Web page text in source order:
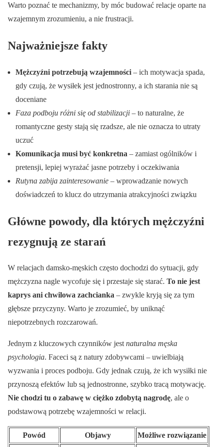
Warto poznać te mechanizmy, by móc budować relacje oparte na
wzajemnym zrozumieniu, a nie frustracji.
Najważniejsze fakty
Mężczyźni potrzebują wzajemności – ich motywacja spada,
gdy czują, że wysiłek jest jednostronny, a ich starania nie są
doceniane
Faza podboju różni się od stabilizacji – to naturalne, że
romantyczne gesty stają się rzadsze, ale nie oznacza to utraty
uczuć
Komunikacja musi być konkretna – zamiast ogólników i
pretensji, lepiej wyrażać jasne potrzeby i oczekiwania
Rutyna zabija zainteresowanie – wprowadzanie nowych
doświadczeń to klucz do utrzymania atrakcyjności związku
Główne powody, dla których mężczyźni
rezygnują ze starań
W relacjach damsko-męskich często dochodzi do sytuacji, gdy
mężczyzna nagle wycofuje się i przestaje się starać. To nie jest
kaprys ani chwilowa zachcianka – zwykle kryją się za tym
głębsze przyczyny. Warto je zrozumieć, by uniknąć
niepotrzebnych rozczarowań.
Jednym z kluczowych czynników jestnaturalna męska
psychologia. Faceci są z natury zdobywcami – uwielbiają
wyzwania i proces podboju. Gdy jednak czują, że ich wysiłki nie
przynoszą efektów lub są jednostronne, szybko tracą motywację.
Nie chodzi tu o zabawę w ciężko zdobytą nagrodę, ale o
podstawową potrzebę wzajemności w relacji.
Powód Objawy
Możliwe rozwiązanie